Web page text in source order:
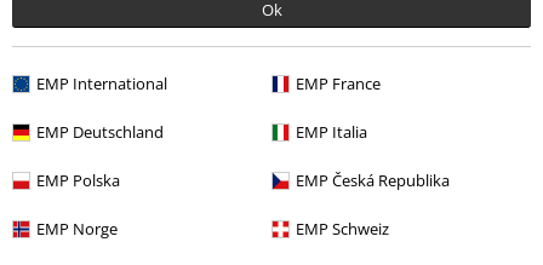
Ok
EMP International EMP France
EMP Deutschland EMP Italia
EMP Polska EMP Česká Republika
EMP Norge EMP Schweiz
Borsa bellissima, con dettagli curati. Unica pecca essendo ecopelle
la riprenderei senza pensarci due volte.
Il commento è stato utile?